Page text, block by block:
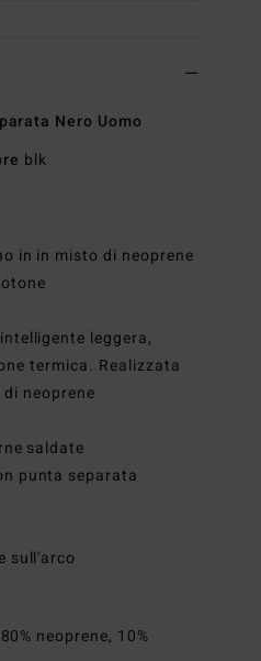
Nero Uomo
blk
in in misto di neoprene
leggera,
termica. Realizzata
neoprene
saldate
punta separata
sull'arco
neoprene, 10%